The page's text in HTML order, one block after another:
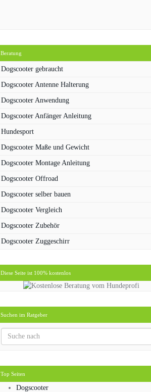
Beratung
Dogscooter gebraucht
Dogscooter Antenne Halterung
Dogscooter Anwendung
Dogscooter Anfänger Anleitung
Hundesport
Dogscooter Maße und Gewicht
Dogscooter Montage Anleitung
Dogscooter Offroad
Dogscooter selber bauen
Dogscooter Vergleich
Dogscooter Zubehör
Dogscooter Zuggeschirr
Diese Seite ist 100% kostenlos
Suchen im Ratgeber
Top Seiten
Dogscooter